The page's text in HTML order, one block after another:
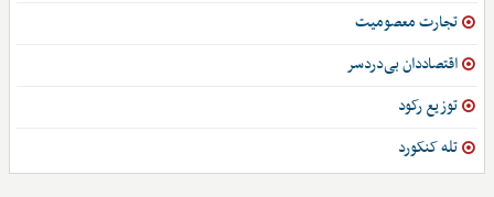
تجارت معصومیت
اقتصاددان بی‌دردسر
توزیع رکود
تله کنکورد